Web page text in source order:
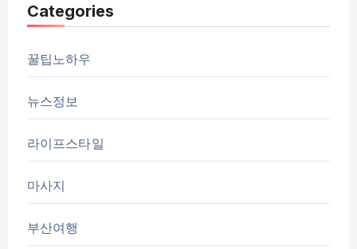
Categories
꿀팁노하우
뉴스정보
라이프스타일
마사지
부산여행